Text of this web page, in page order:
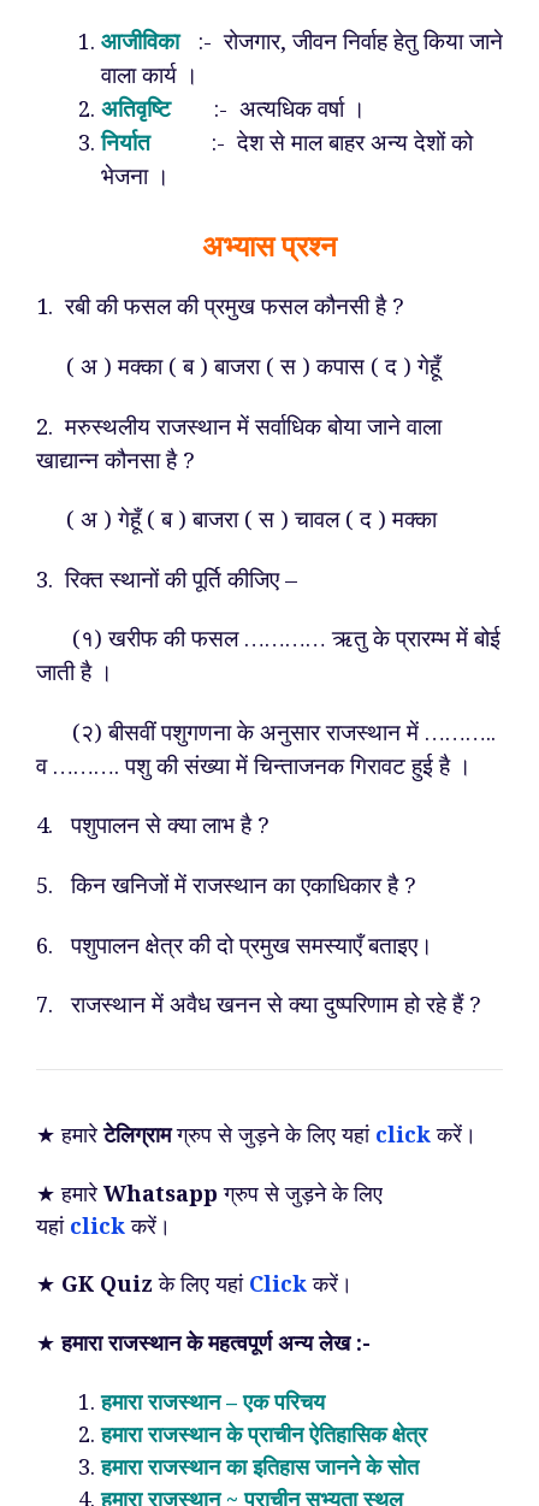
आजीविका:- रोजगार, जीवन निर्वाह हेतु किया जाने
वाला कार्य ।
अतिवृष्टि:- अत्यधिक वर्षा ।
निर्यात:- देश से माल बाहर अन्य देशों को
भेजना ।
अभ्यास प्रश्न
1. रबी की फसल की प्रमुख फसल कौनसी है ?
( अ ) मक्का ( ब ) बाजरा ( स ) कपास ( द ) गेहूँ
2. मरुस्थलीय राजस्थान में सर्वाधिक बोया जाने वाला
खाद्यान्न कौनसा है ?
( अ ) गेहूँ ( ब ) बाजरा ( स ) चावल ( द ) मक्का
3. रिक्त स्थानों की पूर्ति कीजिए –
(१) खरीफ की फसल ………… ऋतु के प्रारम्भ में बोई
जाती है ।
(२) बीसवीं पशुगणना के अनुसार राजस्थान में ………..
व ………. पशु की संख्या में चिन्ताजनक गिरावट हुई है ।
4. पशुपालन से क्या लाभ है ?
5. किन खनिजों में राजस्थान का एकाधिकार है ?
6. पशुपालन क्षेत्र की दो प्रमुख समस्याएँ बताइए।
7. राजस्थान में अवैध खनन से क्या दुष्परिणाम हो रहे हैं ?
★ हमारेटेलिग्रामग्रुप से जुड़ने के लिए यहां clickकरें।
★ हमारे Whatsapp ग्रुप से जुड़ने के लिए
यहां clickकरें।
★ GK Quiz के लिए यहां Clickकरें।
★हमारा राजस्थान के महत्वपूर्ण अन्य लेख :-
हमारा राजस्थान – एक परिचय
हमारा राजस्थान के प्राचीन ऐतिहासिक क्षेत्र
हमारा राजस्थान का इतिहास जानने के सोत
हमारा राजस्थान ~ प्राचीन सभ्यता स्थल